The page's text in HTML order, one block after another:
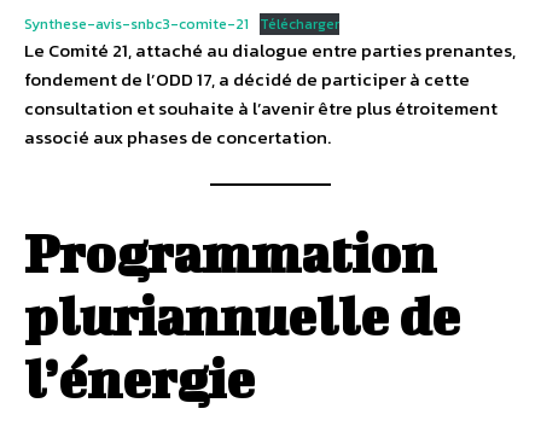
Synthese-avis-snbc3-comite-21 Télécharger
Le Comité 21, attaché au dialogue entre parties prenantes,
fondement de l’ODD 17, a décidé de participer à cette
consultation et souhaite à l’avenir être plus étroitement
associé aux phases de concertation.
Programmation
pluriannuelle de
l’énergie